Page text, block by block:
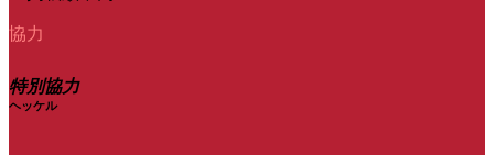
協力
特別協力
ヘッケル